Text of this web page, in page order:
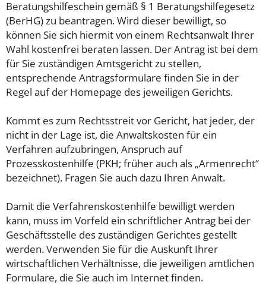
Beratungshilfeschein gemäß § 1 Beratungshilfegesetz
(BerHG) zu beantragen. Wird dieser bewilligt, so
können Sie sich hiermit von einem Rechtsanwalt Ihrer
Wahl kostenfrei beraten lassen. Der Antrag ist bei dem
für Sie zuständigen Amtsgericht zu stellen,
entsprechende Antragsformulare finden Sie in der
Regel auf der Homepage des jeweiligen Gerichts.
Kommt es zum Rechtsstreit vor Gericht, hat jeder, der
nicht in der Lage ist, die Anwaltskosten für ein
Verfahren aufzubringen, Anspruch auf
Prozesskostenhilfe (PKH; früher auch als „Armenrecht“
bezeichnet). Fragen Sie auch dazu Ihren Anwalt.
Damit die Verfahrenskostenhilfe bewilligt werden
kann, muss im Vorfeld ein schriftlicher Antrag bei der
Geschäftsstelle des zuständigen Gerichtes gestellt
werden. Verwenden Sie für die Auskunft Ihrer
wirtschaftlichen Verhältnisse, die jeweiligen amtlichen
Formulare, die Sie auch im Internet finden.